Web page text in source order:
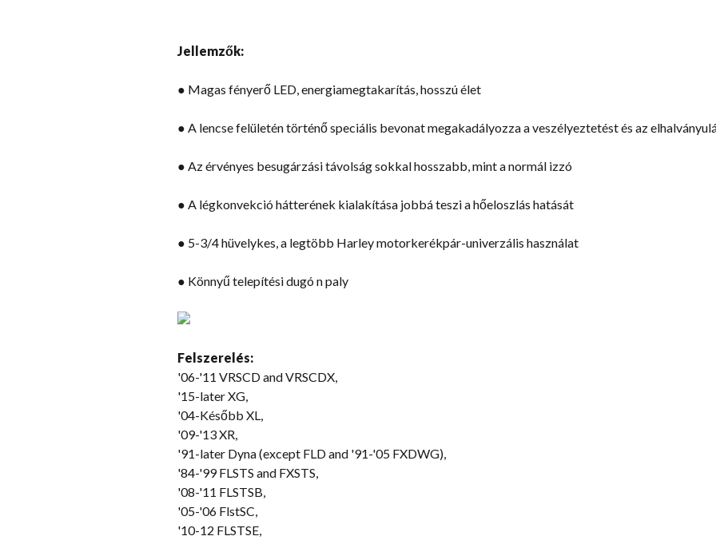
Jellemzők:
● Magas fényerő LED, energiamegtakarítás, hosszú élet
● A lencse felületén történő speciális bevonat megakadályozza a veszélyeztetést és az
● Az érvényes besugárzási távolság sokkal hosszabb, mint a normál izzó
● A légkonvekció hátterének kialakítása jobbá teszi a hőeloszlás hatását
● 5-3/4 hüvelykes, a legtöbb Harley motorkerékpár-univerzális használat
● Könnyű telepítési dugó n paly
Felszerelés:
'06-'11 VRSCD and VRSCDX,
'15-later XG,
'04-Később XL,
'09-'13 XR,
'91-later Dyna(except FLD and '91-'05 FXDWG),
'84-'99 FLSTS and FXSTS,
'08-'11 FLSTSB,
'05-'06 FlstSC,
'10-12 FLSTSE,